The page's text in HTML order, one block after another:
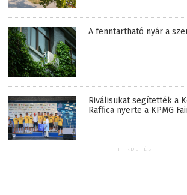
A fenntartható nyár a
Riválisukat segítették a
Raffica nyerte a KPMG
HIRDETÉS